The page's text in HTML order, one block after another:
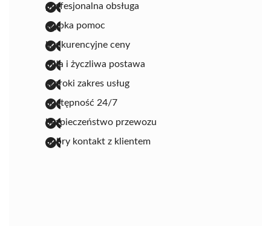
profesjonalna obsługa
szybka pomoc
konkurencyjne ceny
miła i życzliwa postawa
szeroki zakres usług
dostępność 24/7
bezpieczeństwo przewozu
dobry kontakt z klientem